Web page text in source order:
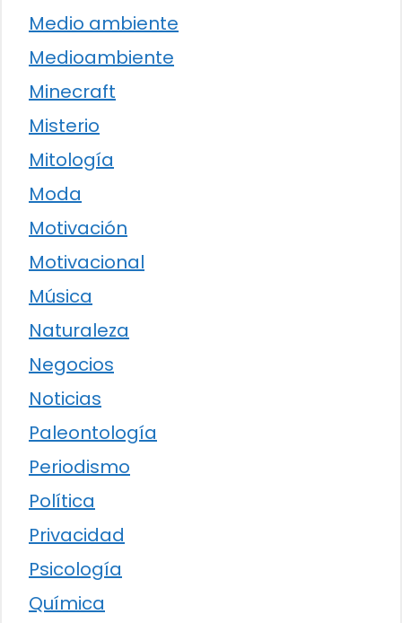
Medio ambiente
Medioambiente
Minecraft
Misterio
Mitología
Moda
Motivación
Motivacional
Música
Naturaleza
Negocios
Noticias
Paleontología
Periodismo
Política
Privacidad
Psicología
Química